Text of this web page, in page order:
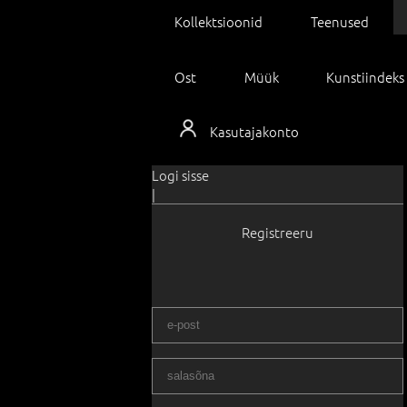
Kollektsioonid Teenused
Ost Müük Kunstiindeks
Kasutajakonto
Logi sisse
|
Registreeru